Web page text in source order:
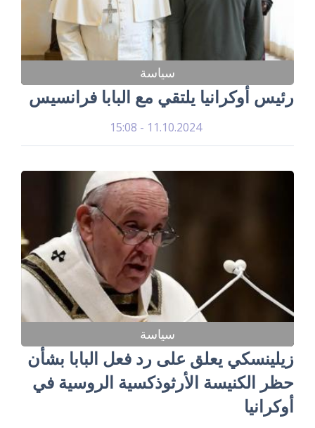
سياسة
رئيس أوكرانيا يلتقي مع البابا فرانسيس
11.10.2024 - 15:08
سياسة
زيلينسكي يعلق على رد فعل البابا بشأن
حظر الكنيسة الأرثوذكسية الروسية في
أوكرانيا